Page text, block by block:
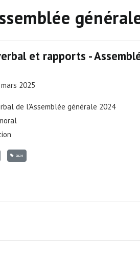
et rapports -
2025
de l'Assemblée générale 2024
Luze